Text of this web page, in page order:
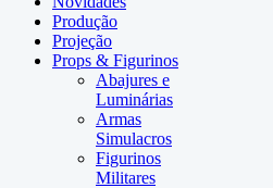
Produção
Projeção
Props & Figurinos
Abajures e
Luminárias
Armas
Simulacros
Figurinos
Militares